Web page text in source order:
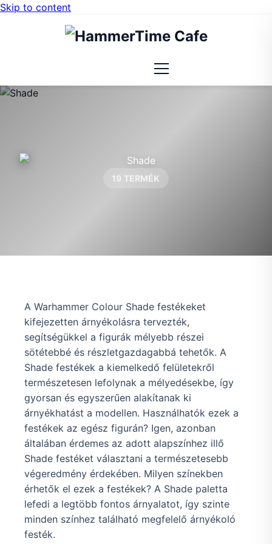
Skip to content
19 TERMÉK
A Warhammer Colour Shade festékeket
kifejezetten árnyékolásra tervezték,
segítségükkel a figurák mélyebb részei
sötétebbé és részletgazdagabbá tehetők. A
Shade festékek a kiemelkedő felületekről
természetesen lefolynak a mélyedésekbe, így
gyorsan és egyszerűen alakítanak ki
árnyékhatást a modellen. Használhatók ezek a
festékek az egész figurán? Igen, azonban
általában érdemes az adott alapszínhez illő
Shade festéket választani a természetesebb
végeredmény érdekében. Milyen színekben
érhetők el ezek a festékek? A Shade paletta
lefedi a legtöbb fontos árnyalatot, így szinte
minden színhez található megfelelő árnyékoló
festék.